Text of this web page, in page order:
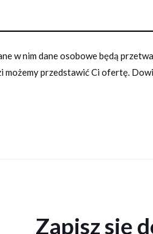
w nim dane osobowe będą
możemy przedstawić Ci ofertę.
Zapisz się